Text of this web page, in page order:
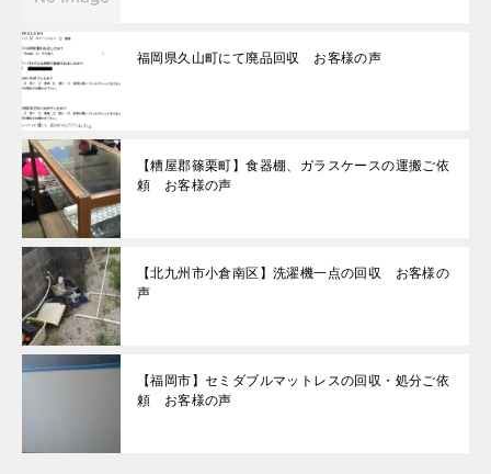
福岡県久山町にて廃品回収 お客様の声
【糟屋郡篠栗町】食器棚、ガラスケースの運搬ご依
頼 お客様の声
【北九州市小倉南区】洗濯機一点の回収 お客様の
声
【福岡市】セミダブルマットレスの回収・処分ご依
頼 お客様の声